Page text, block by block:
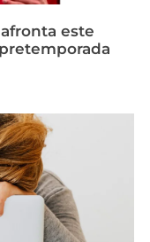
este